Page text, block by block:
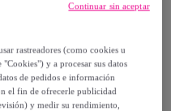
rastreadores (como cookies u
y a procesar sus datos
de pedidos e información
el fin de ofrecerle publicidad
y medir su rendimiento,
Continuar sin aceptar